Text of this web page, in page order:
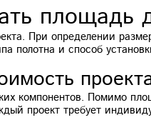
площадь
При определении
и способ
компонентов. Помимо
проект требует